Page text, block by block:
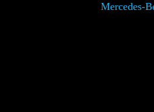
Mercedes-